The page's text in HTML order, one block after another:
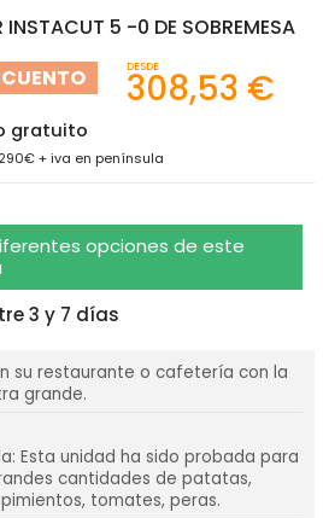
5 -0 DE SOBREMESA
DESDE
308,53 €
gratuito
+ iva en península
opciones de este
3 y 7 días
su restaurante o cafetería con la
grande.
Esta unidad ha sido probada para
cantidades de patatas,
tomates, peras.